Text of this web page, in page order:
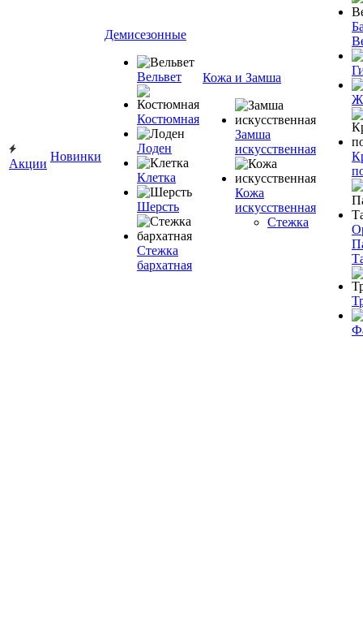
Акции
Новинки
Демисезонные
Вельвет
Костюмная
Лоден
Клетка
Шерсть
Стежка
бархатная
Кожа и Замша
Замша
искусственная
Кожа
искусственная
Стежка